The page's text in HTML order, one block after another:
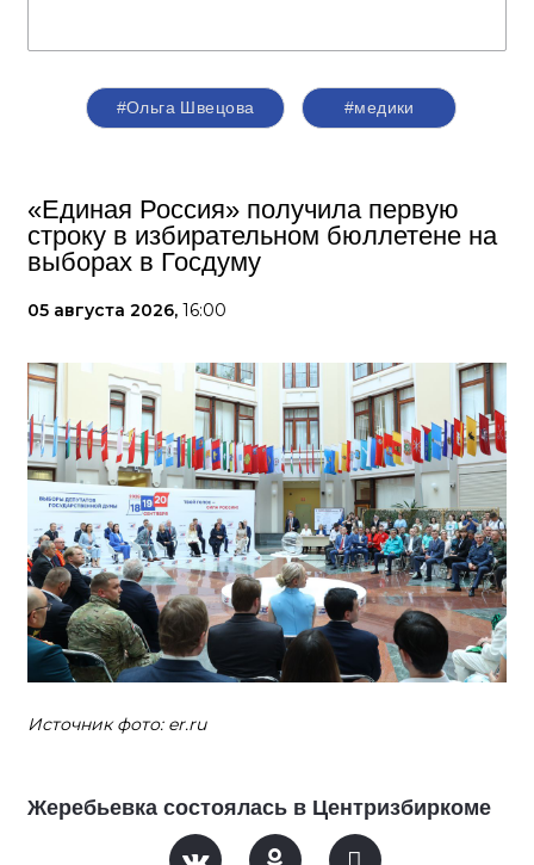
#Ольга Швецова #медики
«Единая Россия» получила первую
строку в избирательном бюллетене на
выборах в Госдуму
05 августа 2026, 16:00
Источник фото: er.ru
Жеребьевка состоялась в Центризбиркоме